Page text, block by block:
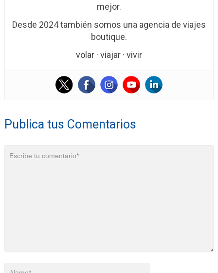
mejor.
Desde 2024 también somos una agencia de viajes
boutique.
volar · viajar · vivir
Publica tus Comentarios